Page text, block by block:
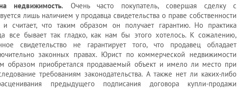
недвижимость. Очень часто покупатель, совершая сделку с
лишь наличием у продавца свидетельства о праве собственности
считает, что таким образом он получает гарантию. Но практика
все бывает так гладко, как нам бы этого хотелось. К сожалению,
свидетельство не гарантирует того, что продавец обладает
законных правах. Юрист по коммерческой недвижимости
образом приобретался продаваемый объект и имело ли место при
требованиям законодательства. А также нет ли каких-либо
предыдущего подписания договора купли-продажи